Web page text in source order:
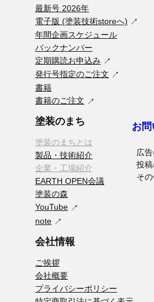
最新号 2026年
電子版 (塗装技術storeへ)
年間企画スケジュール
バックナンバー
定期購読お申込み
発行号指定のご注文
書籍
書籍のご注文
塗装のまち
塗装のまちとは
製品・技術紹介
企業・工場紹介
EARTH OPEN会議
塗装の森
YouTube
note
お
広
投
そ
会社情報
ご挨拶
会社概要
プライバシーポリシー